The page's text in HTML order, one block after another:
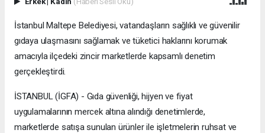
İstanbul Maltepe Belediyesi, vatandaşların sağlıklı ve güvenilir
gıdaya ulaşmasını sağlamak ve tüketici haklarını korumak
amacıyla ilçedeki zincir marketlerde kapsamlı denetim
gerçekleştirdi.
İSTANBUL (İGFA) - Gıda güvenliği, hijyen ve fiyat
uygulamalarının mercek altına alındığı denetimlerde,
marketlerde satışa sunulan ürünler ile işletmelerin ruhsat ve